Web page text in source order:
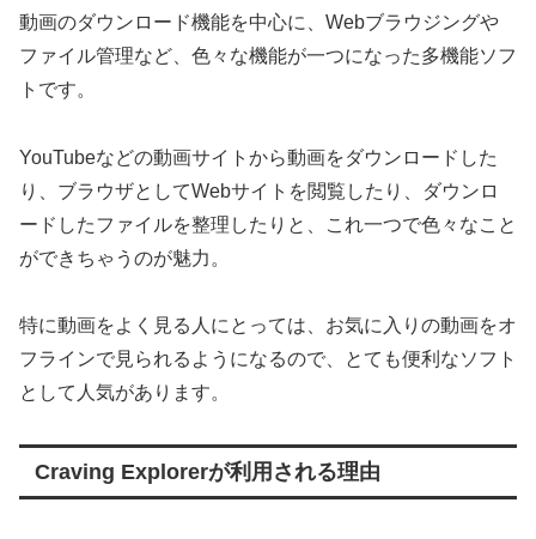
動画のダウンロード機能を中心に、Webブラウジングや
ファイル管理など、色々な機能が一つになった多機能ソフ
トです。
YouTubeなどの動画サイトから動画をダウンロードした
り、ブラウザとしてWebサイトを閲覧したり、ダウンロ
ードしたファイルを整理したりと、これ一つで色々なこと
ができちゃうのが魅力。
特に動画をよく見る人にとっては、お気に入りの動画をオ
フラインで見られるようになるので、とても便利なソフト
として人気があります。
Craving Explorerが利用される理由